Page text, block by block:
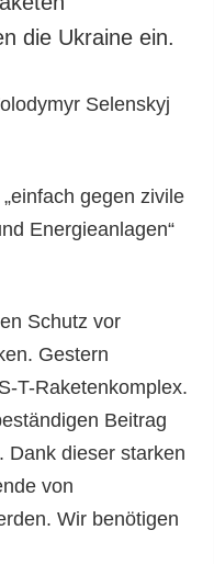
die Ukraine ein.
Selenskyj
gegen zivile
Energieanlagen“
Schutz vor
Gestern
T-Raketenkomplex.
Beitrag
Dank dieser starken
von
Wir benötigen